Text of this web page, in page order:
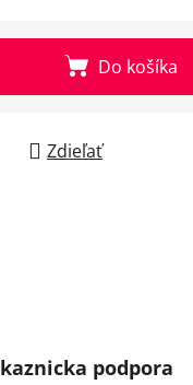
Do košíka
Zdieľať
podpora